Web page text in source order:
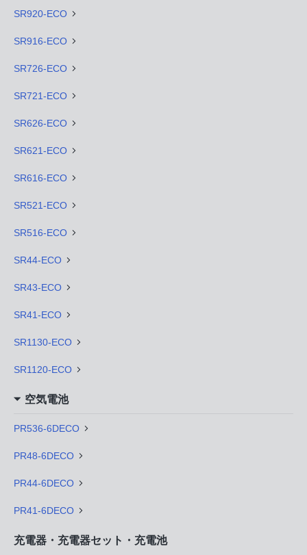
SR920-ECO
SR916-ECO
SR726-ECO
SR721-ECO
SR626-ECO
SR621-ECO
SR616-ECO
SR521-ECO
SR516-ECO
SR44-ECO
SR43-ECO
SR41-ECO
SR1130-ECO
SR1120-ECO
空気電池
PR536-6DECO
PR48-6DECO
PR44-6DECO
PR41-6DECO
充電器・充電器セット・充電池